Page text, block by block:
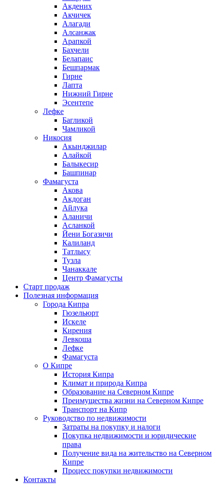
Акдених
Акчичек
Алагади
Алсанжак
Арапкой
Бахчели
Белапаис
Бешпармак
Гирне
Лапта
Нижний Гирне
Эсентепе
Лефке
Багликой
Чамликой
Никосия
Акынджилар
Алайкой
Балыкесир
Башпинар
Фамагуста
Акова
Акдоган
Айлука
Аланичи
Асланкой
Йени Богазичи
Калиланд
Татлысу
Тузла
Чанаккале
Центр Фамагусты
Старт продаж
Полезная информация
Города Кипра
Гюзельюрт
Искеле
Кирения
Левкоша
Лефке
Фамагуста
О Кипре
История Кипра
Климат и природа Кипра
Образование на Северном Кипре
Преимущества жизни на Северном Кипре
Транспорт на Кипр
Руководство по недвижимости
Затраты на покупку и налоги
Покупка недвижимости и юридические
права
Получение вида на жительство на Северном
Кипре
Процесс покупки недвижимости
Контакты